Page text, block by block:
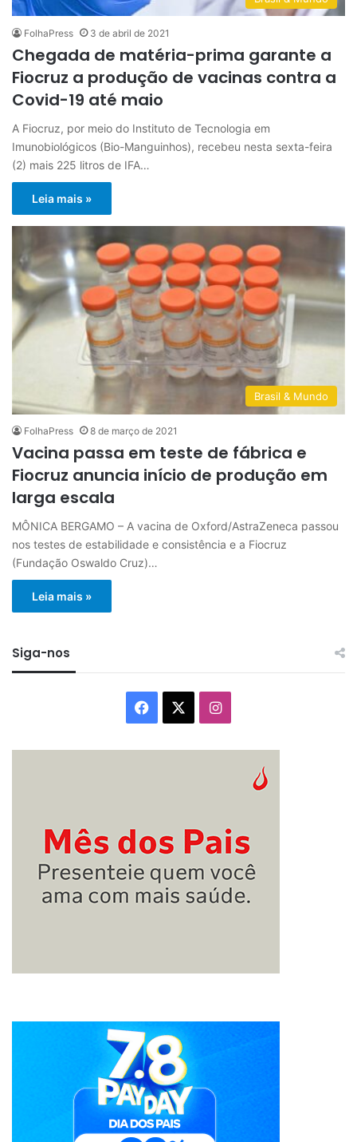
FolhaPress 3 de abril de 2021
Chegada de matéria-prima garante a
Fiocruz a produção de vacinas contra a
Covid-19 até maio
A Fiocruz, por meio do Instituto de Tecnologia em
Imunobiológicos (Bio-Manguinhos), recebeu nesta sexta-feira
(2) mais 225 litros de IFA…
Leia mais »
Brasil & Mundo
FolhaPress 8 de março de 2021
Vacina passa em teste de fábrica e
Fiocruz anuncia início de produção em
larga escala
MÔNICA BERGAMO – A vacina de Oxford/AstraZeneca passou
nos testes de estabilidade e consistência e a Fiocruz
(Fundação Oswaldo Cruz)…
Leia mais »
Siga-nos
Facebook Instagram